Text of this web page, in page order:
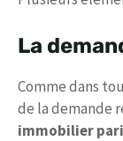
La
Comme dans
de la demande
immobilier